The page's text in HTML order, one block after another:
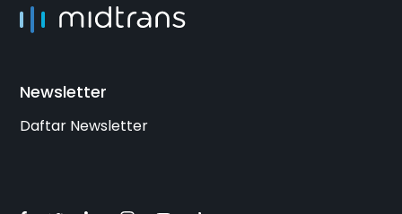
Newsletter
Daftar Newsletter